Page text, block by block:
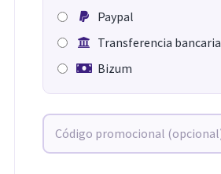
Paypal
Transferencia bancaria
Bizum